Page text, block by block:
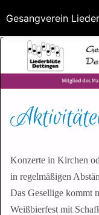
Konzerte in Kirchen
in regelmäßigen
Das Gesellige kommt
Weißbierfest mit
Gesangverein